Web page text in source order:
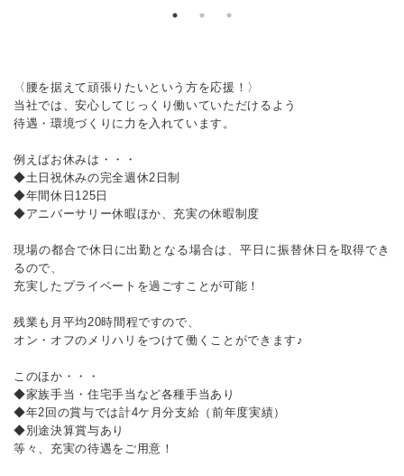
〈腰を据えて頑張りたいという方を応援！〉
当社では、安心してじっくり働いていただけるよう
待遇・環境づくりに力を入れています。
例えばお休みは・・・
◆土日祝休みの完全週休2日制
◆年間休日125日
◆アニバーサリー休暇ほか、充実の休暇制度
現場の都合で休日に出勤となる場合は、平日に振替休日を取得でき
るので、
充実したプライベートを過ごすことが可能！
残業も月平均20時間程ですので、
オン・オフのメリハリをつけて働くことができます♪
このほか・・・
◆家族手当・住宅手当など各種手当あり
◆年2回の賞与では計4ケ月分支給（前年度実績）
◆別途決算賞与あり
等々、充実の待遇をご用意！